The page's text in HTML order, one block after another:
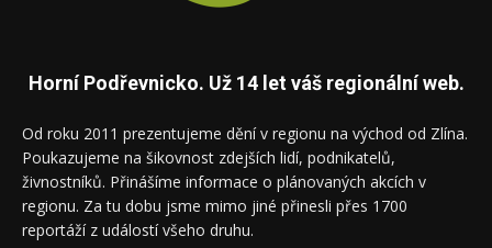
Horní Podřevnicko. Už 14 let váš regionální web.
Od roku 2011 prezentujeme dění v regionu na východ od Zlína.
Poukazujeme na šikovnost zdejších lidí, podnikatelů,
živnostníků. Přinášíme informace o plánovaných akcích v
regionu. Za tu dobu jsme mimo jiné přinesli přes 1700
reportáží z událostí všeho druhu.